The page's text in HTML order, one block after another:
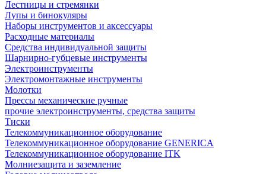
Лестницы и стремянки
Лупы и бинокуляры
Наборы инструментов и аксессуары
Расходные материалы
Средства индивидуальной защиты
Шарнирно-губцевые инструменты
Электроинструменты
Электромонтажные инструменты
Молотки
Прессы механические ручные
прочие электроинструменты, средства защиты
Тиски
Телекоммуникационное оборудование
Телекоммуникационное оборудование GENERICA
Телекоммуникационное оборудование ITK
Молниезащита и заземление